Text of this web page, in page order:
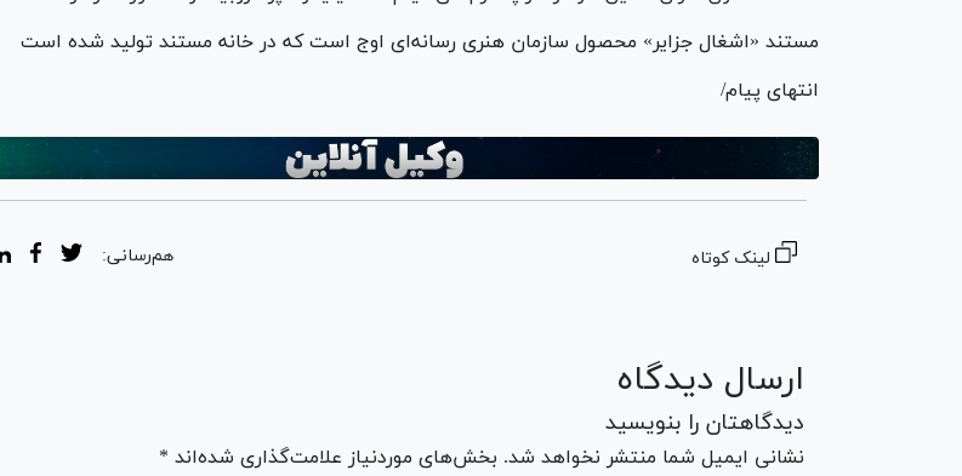
مستند «اشغال جزایر» محصول سازمان هنری رسانه‌ای اوج است که در خانه مستند تولید شده است
انتهای پیام/
لینک کوتاه هم‌رسانی:
ارسال دیدگاه
دیدگاهتان را بنویسید
نشانی ایمیل شما منتشر نخواهد شد. بخش‌های موردنیاز علامت‌گذاری شده‌اند *